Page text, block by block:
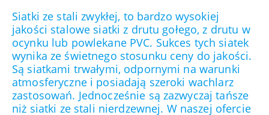
Siatki ze stali zwykłej, to bardzo wysokiej
jakości stalowe siatki z drutu gołego, z drutu w
ocynku lub powlekane PVC. Sukces tych siatek
wynika ze świetnego stosunku ceny do jakości.
Są siatkami trwałymi, odpornymi na warunki
atmosferyczne i posiadają szeroki wachlarz
zastosowań. Jednocześnie są zazwyczaj tańsze
niż siatki ze stali nierdzewnej. W naszej ofercie